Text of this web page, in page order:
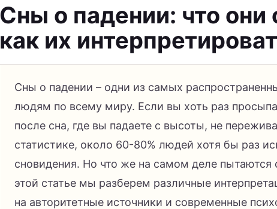
Сны о падении: что они
как их
Сны о падении – одни из самых
людям по всему миру. Если вы хоть раз
после сна, где вы падаете с высоты, не
статистике, около 60-80% людей хотя бы раз
сновидения. Но что же на самом деле пытаются
этой статье мы разберем различные
на авторитетные источники и современные